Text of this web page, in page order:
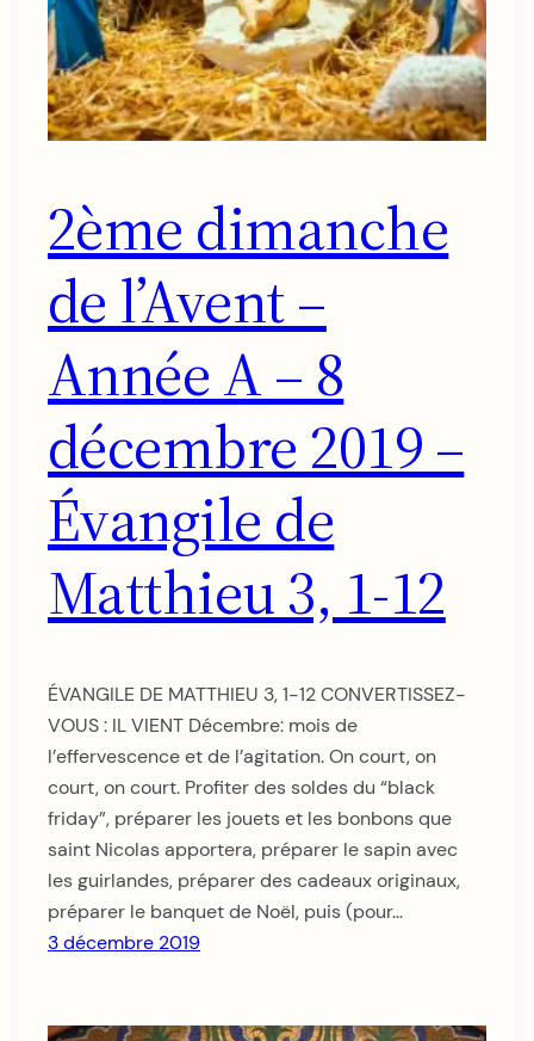
2ème dimanche
de l’Avent –
Année A – 8
décembre 2019 –
Évangile de
Matthieu 3, 1-12
ÉVANGILE DE MATTHIEU 3, 1-12 CONVERTISSEZ-
VOUS : IL VIENT Décembre: mois de
l’effervescence et de l’agitation. On court, on
court, on court. Profiter des soldes du “black
friday”, préparer les jouets et les bonbons que
saint Nicolas apportera, préparer le sapin avec
les guirlandes, préparer des cadeaux originaux,
préparer le banquet de Noël, puis (pour…
3 décembre 2019